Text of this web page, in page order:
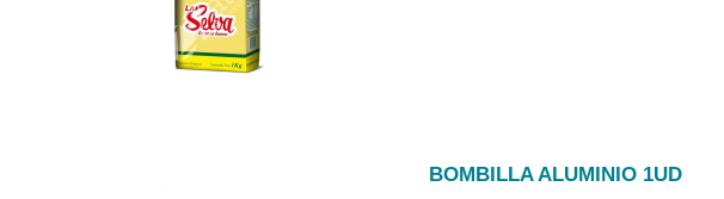
BOMBILLA ALUMINIO 1UD